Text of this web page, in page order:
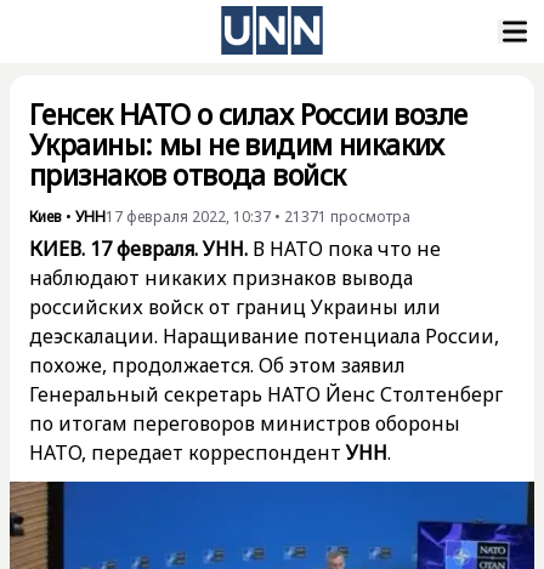
Генсек НАТО о силах России возле
Украины: мы не видим никаких
признаков отвода войск
Киев • УНН17 февраля 2022, 10:37 • 21371 просмотра
КИЕВ. 17 февраля. УНН. В НАТО пока что не
наблюдают никаких признаков вывода
российских войск от границ Украины или
деэскалации. Наращивание потенциала России,
похоже, продолжается. Об этом заявил
Генеральный секретарь НАТО Йенс Столтенберг
по итогам переговоров министров обороны
НАТО, передает корреспондентУНН.